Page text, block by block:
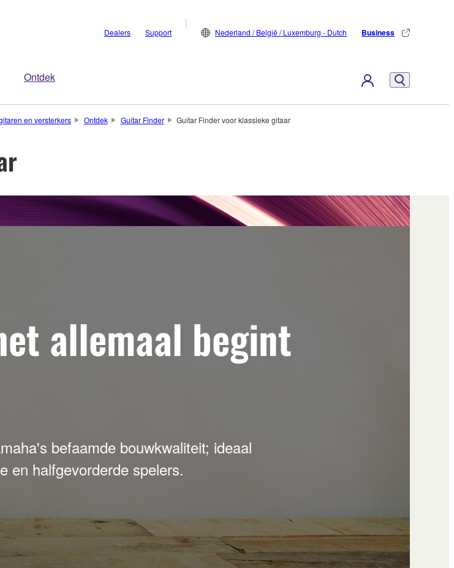
Ontdek
Dealers Support Nederland / België / Luxemburg - Dutch Business
en versterkers Ontdek Guitar Finder Guitar Finder voor klassieke gitaar
allemaal begint
befaamde bouwkwaliteit; ideaal
en halfgevorderde spelers.